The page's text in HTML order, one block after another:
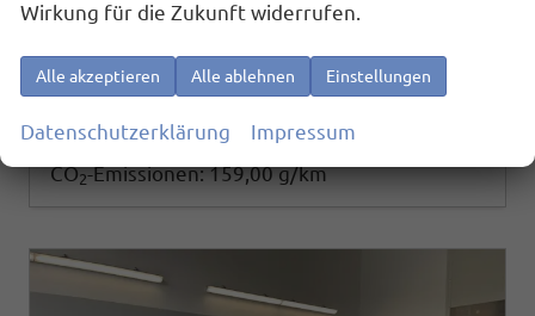
Leistung 110 kW (150 PS) Kilometerstand20 km
38.480,– €
incl. 19% MwSt.
Details
Verbrauch kombiniert:6,00 l/100km
CO2-Emissionen:159,00 g/km
Wirkung für die Zukunft widerrufen.
Alle akzeptieren Alle ablehnen Einstellungen
Datenschutzerklärung Impressum